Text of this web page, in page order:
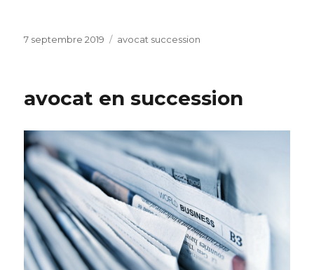
Publié
7 septembre 2019 Catégories
avocat succession
avocat en succession